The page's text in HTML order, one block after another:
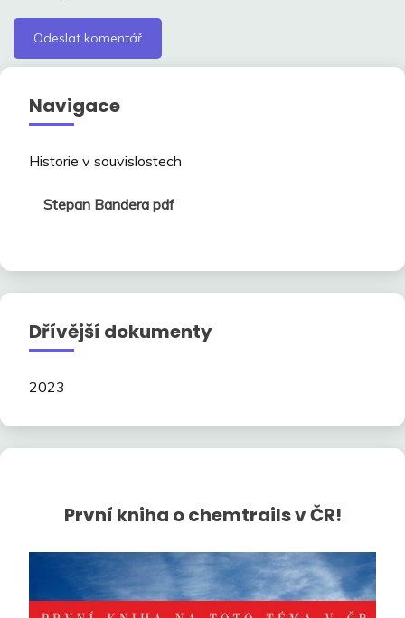
Navigace
Historie v souvislostech
Stepan Bandera pdf
Dřívější dokumenty
2023
První kniha o chemtrails v ČR!